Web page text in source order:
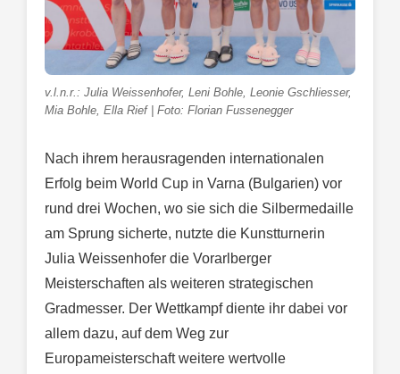
v.l.n.r.: Julia Weissenhofer, Leni Bohle, Leonie Gschliesser,
Mia Bohle, Ella Rief | Foto: Florian Fussenegger
Nach ihrem herausragenden internationalen
Erfolg beim World Cup in Varna (Bulgarien) vor
rund drei Wochen, wo sie sich die Silbermedaille
am Sprung sicherte, nutzte die Kunstturnerin
Julia Weissenhofer die Vorarlberger
Meisterschaften als weiteren strategischen
Gradmesser. Der Wettkampf diente ihr dabei vor
allem dazu, auf dem Weg zur
Europameisterschaft weitere wertvolle